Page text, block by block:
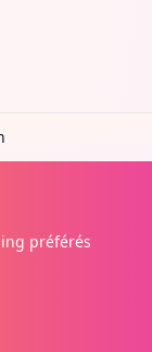
préférés